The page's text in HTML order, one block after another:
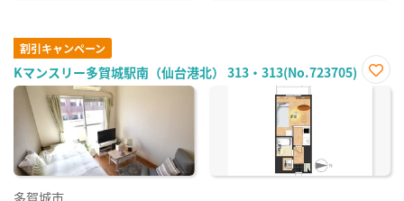
割引キャンペーン
Kマンスリー多賀城駅南（仙台港北） 313・313(No.723705)
お気
多賀城市